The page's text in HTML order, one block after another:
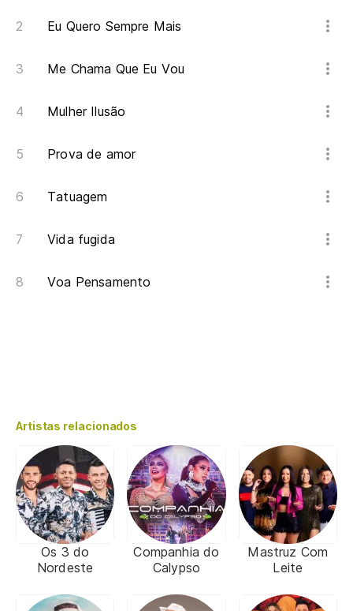
Eu Quero Sempre Mais
Me Chama Que Eu Vou
Mulher Ilusão
Prova de amor
Tatuagem
Vida fugida
Voa Pensamento
Artistas relacionados
Os 3 do
Nordeste
Companhia do
Calypso
Mastruz Com
Leite